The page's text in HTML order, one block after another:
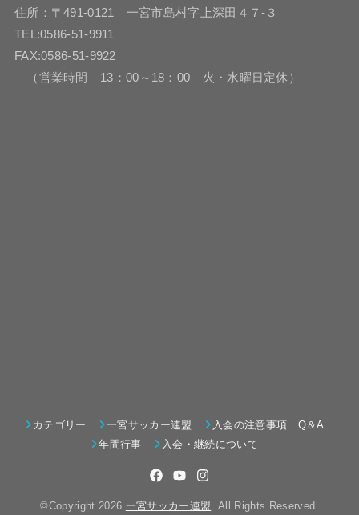
住所：〒491-0121 一宮市島村字上深田４７-３
TEL:0586-51-9911
FAX:0586-51-9922
（営業時間 13：00～18：00 火・水曜日定休）
カテゴリー 一宮サッカー連盟
入会の注意事項 Q＆A
年間行事
入会・継続について
©Copyright 2026 一宮サッカー連盟 .All Rights Reserved.